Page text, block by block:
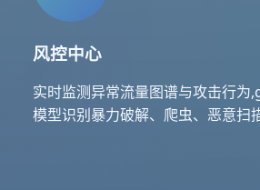
风控中心
实时监测异常流量图谱与攻击行为
模型识别暴力破解、爬虫、恶意扫